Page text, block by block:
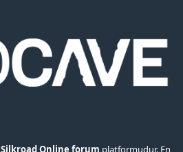
Silkroad Online forum platformudur. En